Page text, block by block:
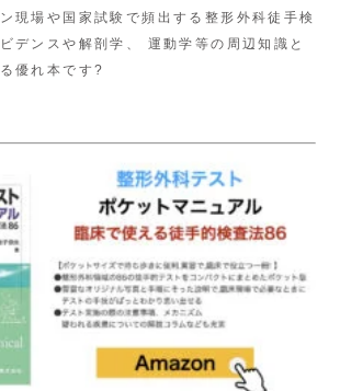
現場や国家試験で頻出する整形外科徒手検
デンスや解剖学、 運動学等の周辺知識と
優れ本です?